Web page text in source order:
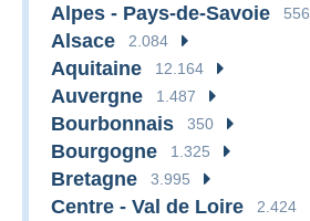
Alpes - Pays-de-Savoie 556
Alsace 2.084
Aquitaine 12.164
Auvergne 1.487
Bourbonnais 350
Bourgogne 1.325
Bretagne 3.995
Centre - Val de Loire 2.424